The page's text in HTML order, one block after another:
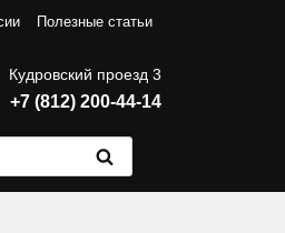
Полезные статьи
Кудровский проезд 3
+7 (812) 200-44-14